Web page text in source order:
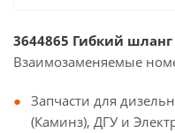
3644865 Гибкий шланг
Взаимозаменяемые
Запчасти для
(Каминз), ДГУ и